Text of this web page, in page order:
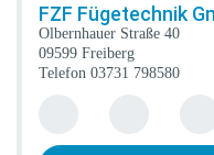
FZF Fügetechnik
Olbernhauer Straße 40
09599 Freiberg
Telefon 03731 798580